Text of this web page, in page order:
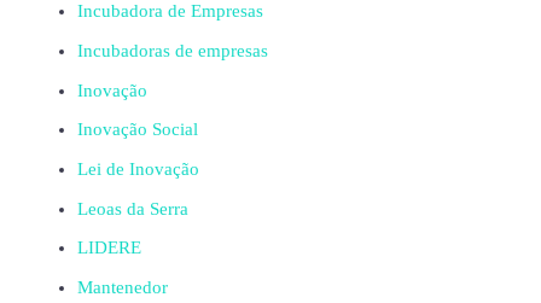
Incubadora de Empresas
Incubadoras de empresas
Inovação
Inovação Social
Lei de Inovação
Leoas da Serra
LIDERE
Mantenedor